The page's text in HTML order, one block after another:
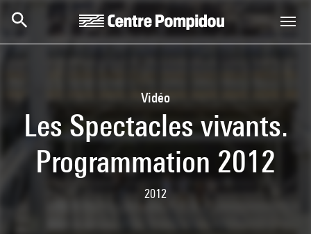
Vidéo
Les Spectacles vivants.
Programmation 2012
2012